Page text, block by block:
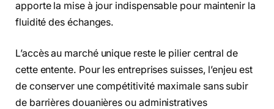
apporte la mise à jour indispensable pour maintenir la
fluidité des échanges.
L’accès au marché unique reste le pilier central de
cette entente. Pour les entreprises suisses, l’enjeu est
de conserver une compétitivité maximale sans subir
de barrières douanières ou administratives